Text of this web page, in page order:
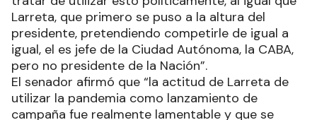
Larreta, que primero se puso a la altura del
presidente, pretendiendo competirle de igual a
igual, el es jefe de la Ciudad Autónoma, la CABA,
pero no presidente de la Nación”.
El senador afirmó que “la actitud de Larreta de
utilizar la pandemia como lanzamiento de
campaña fue realmente lamentable y que se